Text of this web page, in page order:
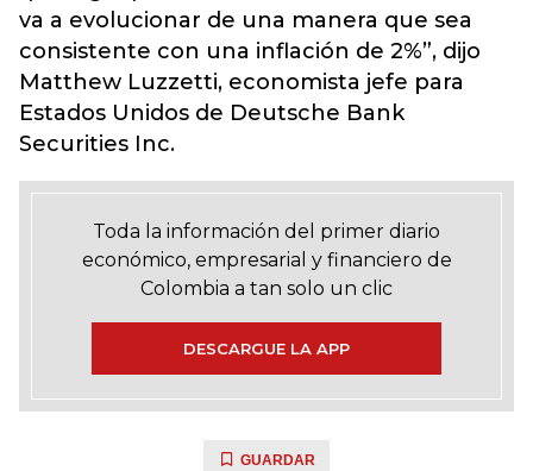
va a evolucionar de una manera que sea
consistente con una inflación de 2%”, dijo
Matthew Luzzetti, economista jefe para
Estados Unidos de Deutsche Bank
Securities Inc.
Toda la información del primer diario
económico, empresarial y financiero de
Colombia a tan solo un clic
DESCARGUE LA APP
GUARDAR